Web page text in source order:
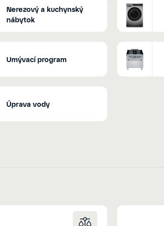
Nerezový a kuchynský
nábytok
Umývací program
Úprava vody